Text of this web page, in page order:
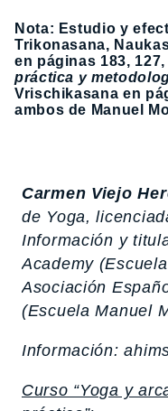
Nota: Estudio y
Trikonasana,
en páginas 183,
práctica y
Vrischikasana en
ambos de Manuel
Carmen Viejo
de Yoga,
Información y
Academy
Asociación
(Escuela Manuel
Información:
Curso “Yoga y